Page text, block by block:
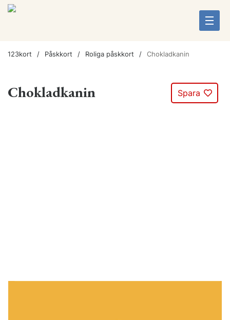
123kort Påskkort Roliga påskkort Chokladkanin
Chokladkanin Spara